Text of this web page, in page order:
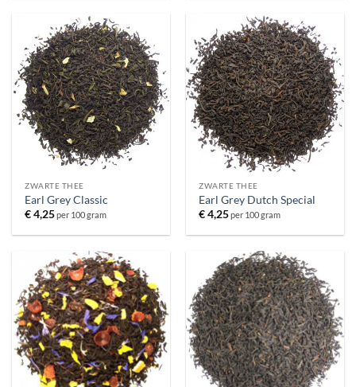
ZWARTE THEE
Earl Grey Classic
€4,25per 100 gram
ZWARTE THEE
Earl Grey Dutch Special
€4,25per 100 gram